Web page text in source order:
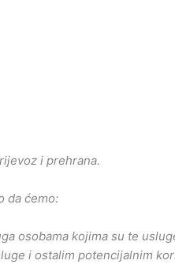
i prehrana.
da ćemo:
osobama kojima su te
i ostalim potencijalnim